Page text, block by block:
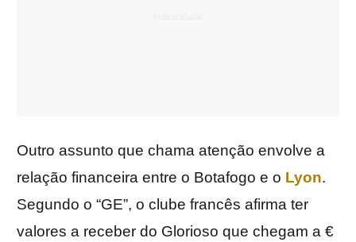
Outro assunto que chama atenção envolve a
relação financeira entre o Botafogo e o Lyon.
Segundo o “GE”, o clube francês afirma ter
valores a receber do Glorioso que chegam a €